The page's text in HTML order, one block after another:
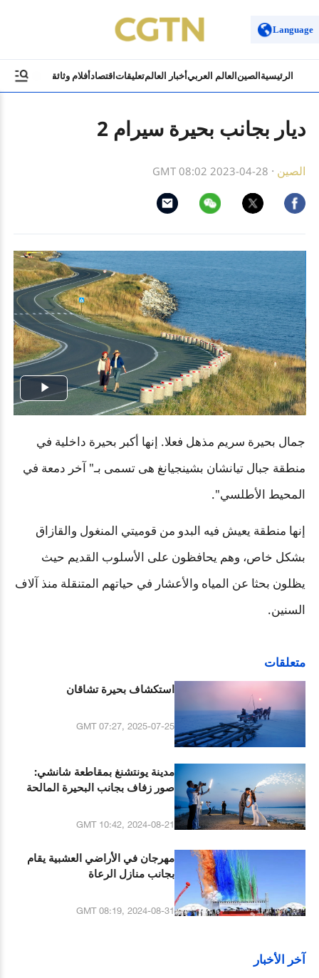
Language
الرئيسية الصين العالم العربيأخبار العالمتعليقات اقتصادأفلام وثائقية ثقافة
ديار بجانب بحيرة سيرام 2
الصين ·
GMT 08:02 2023-04-28
Play
جمال بحيرة سريم مذهل فعلا. إنها أكبر بحيرة داخلية في
منطقة جبال تيانشان بشينجيانغ هى تسمى بـ" آخر دمعة في
المحيط الأطلسي".
إنها منطقة يعيش فيه البدو من قوميتي المنغول والقازاق
بشكل خاص، وهم يحافظون على الأسلوب القديم حيث
يظلون بحثا عن المياه والأعشار في حياتهم المتنقلة منذ آلاف
السنين.
متعلقات
استكشاف بحيرة تشاقان
GMT 07:27, 2025-07-25
مدينة يونتشنغ بمقاطعة شانشي:
صور زفاف بجانب البحيرة المالحة
GMT 10:42, 2024-08-21
مهرجان في الأراضي العشبية يقام
بجانب منازل الرعاة
GMT 08:19, 2024-08-31
آخر الأخبار